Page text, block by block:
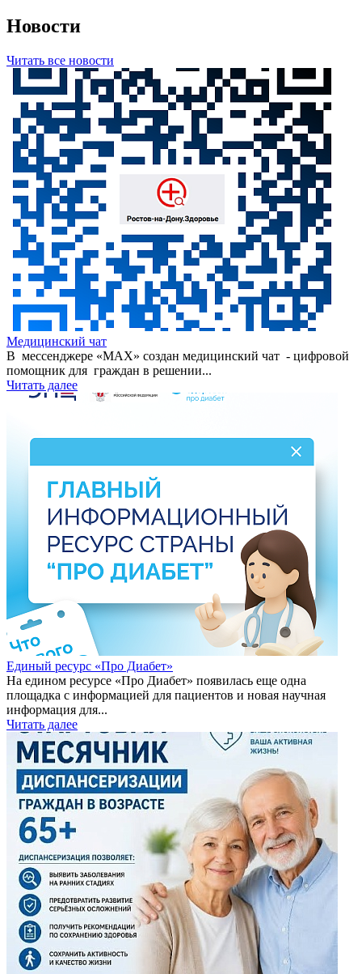
Новости
Читать все новости
Медицинский чат
В мессенджере «МАХ» создан медицинский чат - цифровой
помощник для граждан в решении...
Читать далее
Единый ресурс «Про Диабет»
На едином ресурсе «Про Диабет» появилась еще одна
площадка с информацией для пациентов и новая научная
информация для...
Читать далее